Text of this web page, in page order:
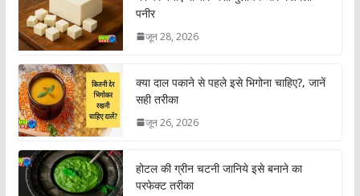
पनीर
जून 28, 2026
क्या दाल पकाने से पहले इसे भिगोना चाहिए?, जानें
सही तरीका
जून 26, 2026
होटल की ग्रीन चटनी जानिये इसे बनाने का
परफेक्ट तरीका